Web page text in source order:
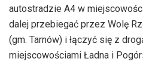
autostradzie A4 w
dalej przebiegać przez Wolę
(gm. Tarnów) i łączyć się z
miejscowościami Ładna i